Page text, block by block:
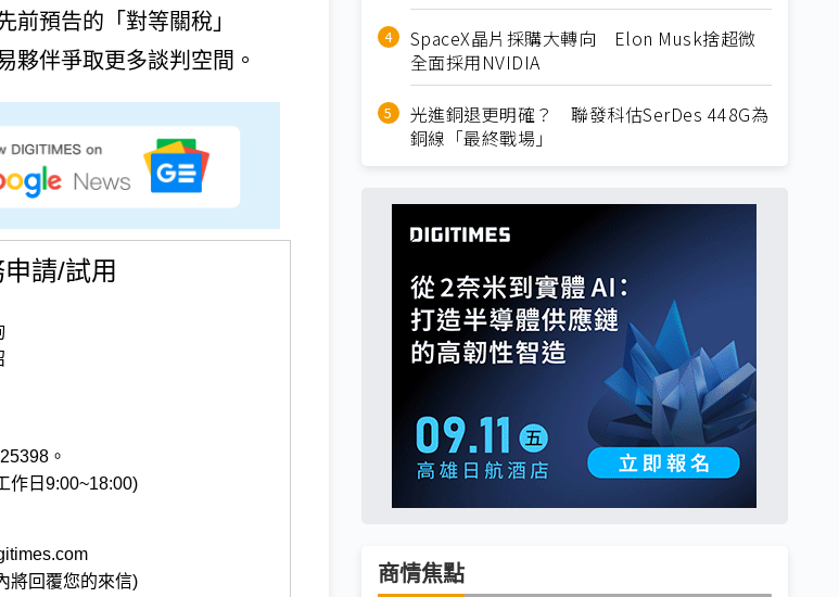
前預告的「對等關稅」
夥伴爭取更多談判空間。
請/試用
。
作日9:00~18:00)
將回覆您的來信)
SpaceX晶片採購大轉向 Elon Musk捨超微
全面採用NVIDIA
光進銅退更明確？ 聯發科估SerDes 448G為
銅線「最終戰場」
商情焦點